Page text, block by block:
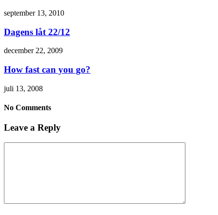
september 13, 2010
Dagens låt 22/12
december 22, 2009
How fast can you go?
juli 13, 2008
No Comments
Leave a Reply